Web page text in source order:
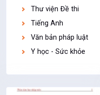
Thư viện Đề thi
Tiếng Anh
Văn bản pháp luật
Y học - Sức khỏe